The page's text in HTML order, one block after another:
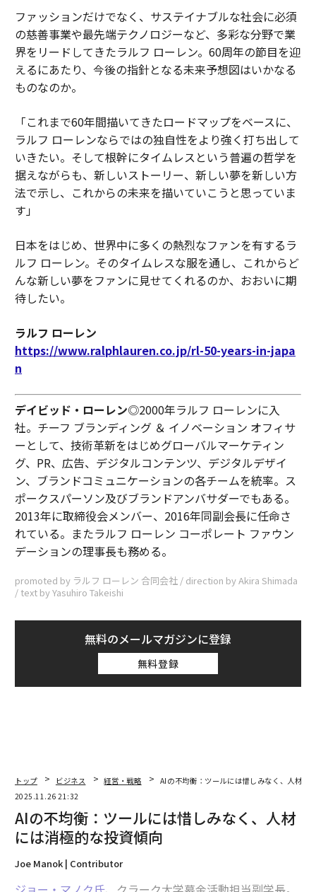
ファッションだけでなく、サステイナブルな社会に必須
の慈善事業や最先端テクノロジーなど、多彩な分野で業
界をリードしてきたラルフ ローレン。60周年の節目を迎
えるにあたり、今後の指針となる未来予想図はいかなる
ものなのか。
「これまで60年間描いてきたロードマップをベースに、
ラルフ ローレンならではの独自性をより強く打ち出して
いきたい。そして根幹にタイムレスという普遍の哲学を
据えながらも、新しいストーリー、新しい夢を新しい方
法で示し、これからの未来を描いていこうと思っていま
す」
日本をはじめ、世界中に多くの熱烈なファンを有するラ
ルフ ローレン。そのタイムレスな服を通し、これからど
んな新しい夢をファンに見せてくれるのか、おおいに期
待したい。
ラルフ ローレン
https://www.ralphlauren.co.jp/rl-50-years-in-japa
n
デイビッド・ローレン◎2000年ラルフ ローレンに入
社。チーフ ブランディング ＆ イノベーション オフィサ
ーとして、技術革新をはじめグローバルマーケティン
グ、PR、広告、デジタルコンテンツ、デジタルデザイ
ン、ブランドコミュニケーションの各チームを統率。ス
ポークスパーソン及びブランドアンバサダーでもある。
2013年に取締役会メンバー、2016年同副会長に任命さ
れている。またラルフ ローレン コーポレート ファウン
デーションの理事長も務める。
promoted by ラルフ ローレン 合同会社 / direction by Akira Shimada
/ text by Yasuhiro Takeishi
無料のメールマガジンに登録
無料登録
トップ ビジネス 経営・戦略
AIの不均衡：ツールには惜しみなく、人材に
2025.11.26 21:32
AIの不均衡：ツールには惜しみなく、人材
には消極的な投資傾向
Joe Manok | Contributor